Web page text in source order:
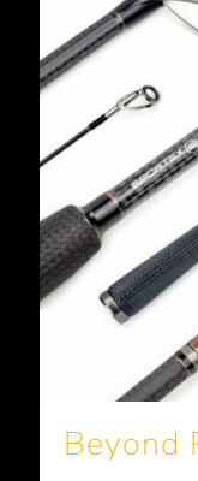
Beyond